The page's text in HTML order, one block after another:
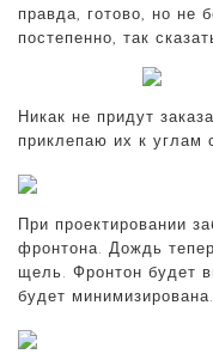
правда, готово, но не
постепенно, так
Никак не придут
приклепаю их к углам
При проектировании
фронтона. Дождь
щель. Фронтон будет
будет минимизирована.